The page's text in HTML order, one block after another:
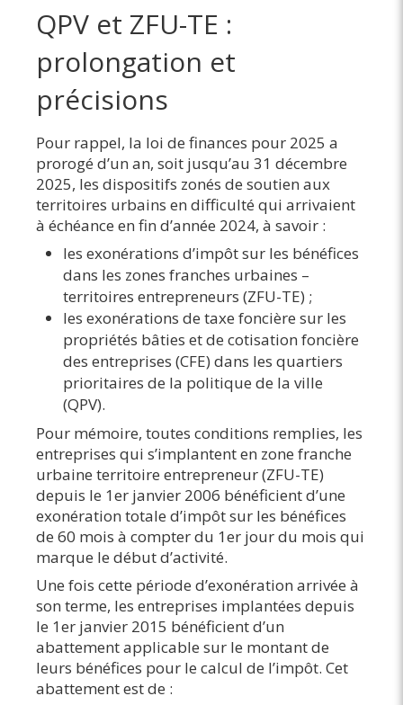
QPV et ZFU-TE :
prolongation et
précisions
Pour rappel, la loi de finances pour 2025 a
prorogé d’un an, soit jusqu’au 31 décembre
2025, les dispositifs zonés de soutien aux
territoires urbains en difficulté qui arrivaient
à échéance en fin d’année 2024, à savoir :
les exonérations d’impôt sur les bénéfices
dans les zones franches urbaines –
territoires entrepreneurs (ZFU-TE) ;
les exonérations de taxe foncière sur les
propriétés bâties et de cotisation foncière
des entreprises (CFE) dans les quartiers
prioritaires de la politique de la ville
(QPV).
Pour mémoire, toutes conditions remplies, les
entreprises qui s’implantent en zone franche
urbaine territoire entrepreneur (ZFU-TE)
depuis le 1er janvier 2006 bénéficient d’une
exonération totale d’impôt sur les bénéfices
de 60 mois à compter du 1er jour du mois qui
marque le début d’activité.
Une fois cette période d’exonération arrivée à
son terme, les entreprises implantées depuis
le 1er janvier 2015 bénéficient d’un
abattement applicable sur le montant de
leurs bénéfices pour le calcul de l’impôt. Cet
abattement est de :